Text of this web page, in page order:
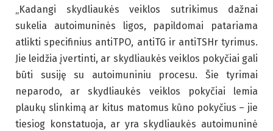
„Kadangi skydliaukės veiklos sutrikimus dažnai
sukelia autoimuninės ligos, papildomai patariama
atlikti specifinius antiTPO, antiTG ir antiTSHr tyrimus.
Jie leidžia įvertinti, ar skydliaukės veiklos pokyčiai gali
būti susiję su autoimuniniu procesu. Šie tyrimai
neparodo, ar skydliaukės veiklos pokyčiai lemia
plaukų slinkimą ar kitus matomus kūno pokyčius – jie
tiesiog konstatuoja, ar yra skydliaukės autoimuninė